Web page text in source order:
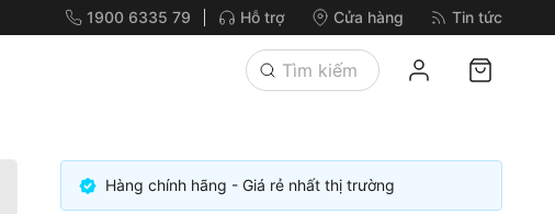
1900 6335 79 Hỗ trợ Cửa hàng Tin tức
Hàng chính hãng - Giá rẻ nhất thị trường